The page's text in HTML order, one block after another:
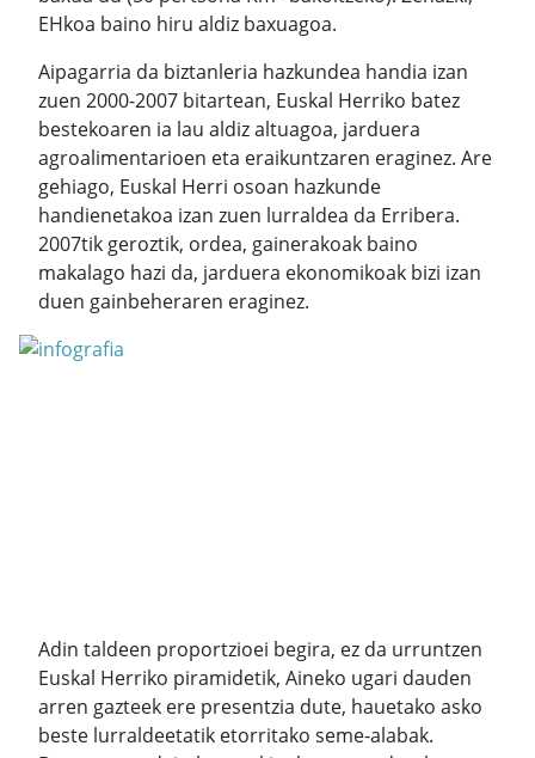
EHkoa baino hiru aldiz baxuagoa.
Aipagarria da biztanleria hazkundea handia izan
zuen 2000-2007 bitartean, Euskal Herriko batez
bestekoaren ia lau aldiz altuagoa, jarduera
agroalimentarioen eta eraikuntzaren eraginez. Are
gehiago, Euskal Herri osoan hazkunde
handienetakoa izan zuen lurraldea da Erribera.
2007tik geroztik, ordea, gainerakoak baino
makalago hazi da, jarduera ekonomikoak bizi izan
duen gainbeheraren eraginez.
Adin taldeen proportzioei begira, ez da urruntzen
Euskal Herriko piramidetik, Aineko ugari dauden
arren gazteek ere presentzia dute, hauetako asko
beste lurraldeetatik etorritako seme-alabak.